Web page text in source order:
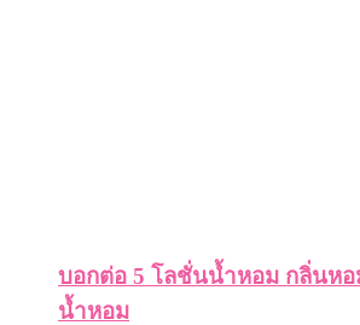
บอกต่อ 5 โลชั่นน้ำหอม กลิ่นห
น้ำหอม